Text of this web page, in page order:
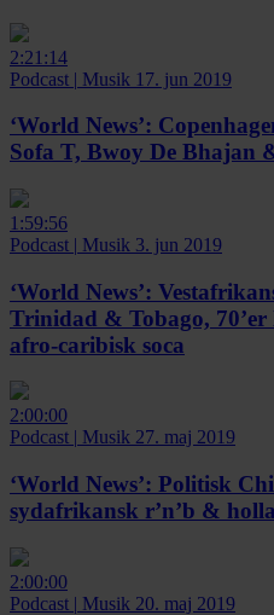
2:21:14
Podcast | Musik 17. jun 2019
‘World News’:
Sofa T, Bwoy De Bhajan
1:59:56
Podcast | Musik 3. jun 2019
‘World News’:
Trinidad & Tobago,
afro-caribisk soca
2:00:00
Podcast
Musik 27. maj 2019
‘World News’: Politisk
sydafrikansk r’n’b &
2:00:00
Podcast | Musik 20. maj 2019